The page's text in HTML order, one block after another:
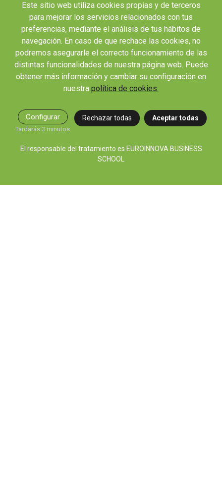
Packs Formativos
Cursos Universitarios
Cursos Universitarios con Doble Titulación
Cursos Profesionales
Cursos con Doble Titulación
Masters con Titulación Universitaria
Masteres Educación
Másteres Oficiales
Masters Profesionales
Cursos para oposiciones
Este sitio web utiliza cookies propias y de terceros
para mejorar los servicios relacionados con tus
preferencias, mediante el análisis de tus hábitos de
navegación. En caso de que rechace las cookies, no
podremos asegurarle el correcto funcionamiento de las
distintas funcionalidades de nuestra página web. Puede
obtener más información y cambiar su configuración en
nuestra política de cookies.
Configurar
Tardarás 3 minutos
Rechazar todas Aceptar todas
El responsable del tratamiento es EUROINNOVA BUSINESS
SCHOOL